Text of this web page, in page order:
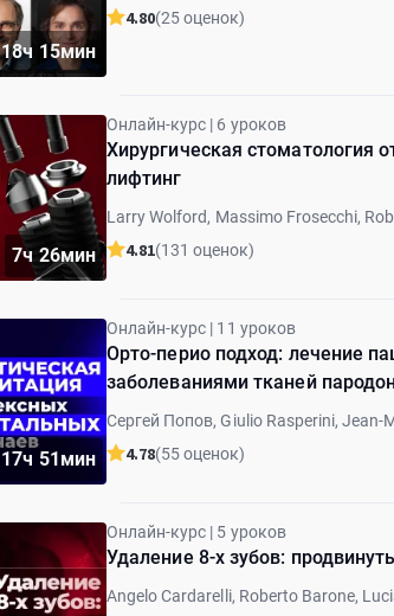
18ч 15мин
4.80(25 оценок)
7ч 26мин
Онлайн-курс | 6 уроков
Хирургическая стоматология
лифтинг
Larry Wolford, Massimo Frosecchi,
4.81(131 оценок)
17ч 51мин
Онлайн-курс | 11 уроков
Орто-перио подход: лечение
заболеваниями тканей
Сергей Попов, Giulio Rasperini,
4.78(55 оценок)
Онлайн-курс | 5 уроков
Удаление 8-х зубов:
Angelo Cardarelli, Roberto Barone,